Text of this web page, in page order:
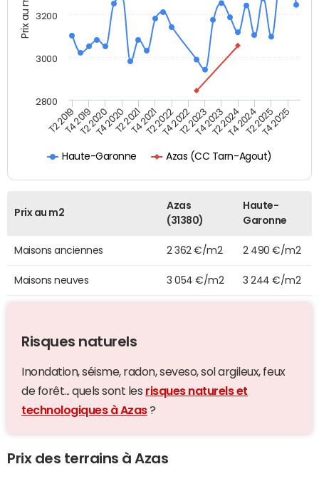
Prix au m2
Haute-Garonne Azas (CC Tarn-Agout)
T2 2019T4 2019T2 2020T4 2020T2 2021T4 2021T2 2022T4 2022T2 2023T4 2023T2 2024T4 2024T2 2025T4 2025
2800
3000
3200
Prix au m2
Azas
(31380)
Haute-
Garonne
Maisons anciennes 2 362 €/m2 2 490 €/m2
Maisons neuves 3 054 €/m2 3 244 €/m2
Risques naturels
Inondation, séisme, radon, seveso, sol argileux, feux
de forêt... quels sont les risques naturels et
technologiques à Azas?
Prix des terrains à Azas